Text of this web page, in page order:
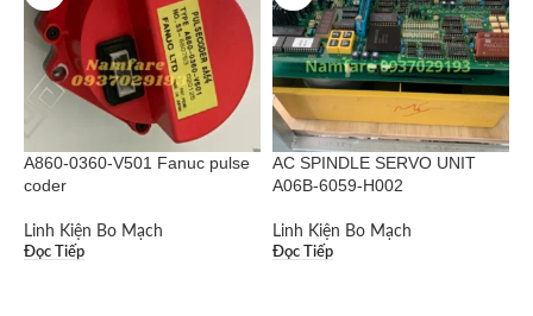
A860-0360-V501 Fanuc pulse
coder
Linh Kiện Bo Mạch
Đọc Tiếp
AC SPINDLE SERVO UNIT
A06B-6059-H002
Linh Kiện Bo Mạch
Đọc Tiếp